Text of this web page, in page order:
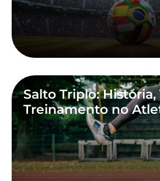
Salto Triplo: História,
Treinamento no